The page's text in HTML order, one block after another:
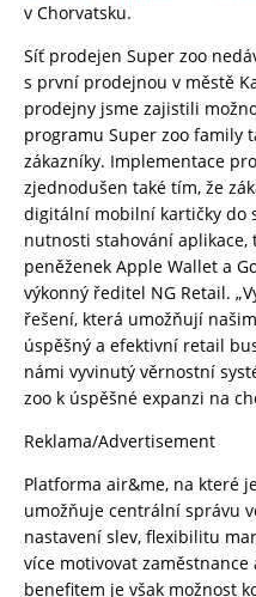
v Chorvatsku.
Síť prodejen Super zoo
s první prodejnou v městě
prodejny jsme zajistili
programu Super zoo family
zákazníky. Implementace
zjednodušen také tím, že
digitální mobilní kartičky do
nutnosti stahování
peněženek Apple Wallet a
výkonný ředitel NG Retail.
řešení, která umožňují
úspěšný a efektivní retail
námi vyvinutý věrnostní
zoo k úspěšné expanzi na
Reklama/Advertisement
Platforma air&me, na které
umožňuje centrální správu
nastavení slev, flexibilitu
více motivovat
benefitem je však možnost